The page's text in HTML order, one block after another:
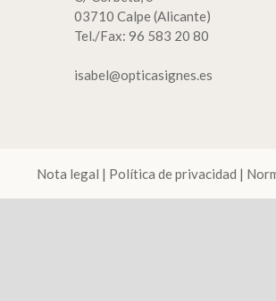
03710 Calpe (Alicante)
Tel./Fax: 96 583 20 80
isabel@opticasignes.es
Nota legal | Política de privacidad |